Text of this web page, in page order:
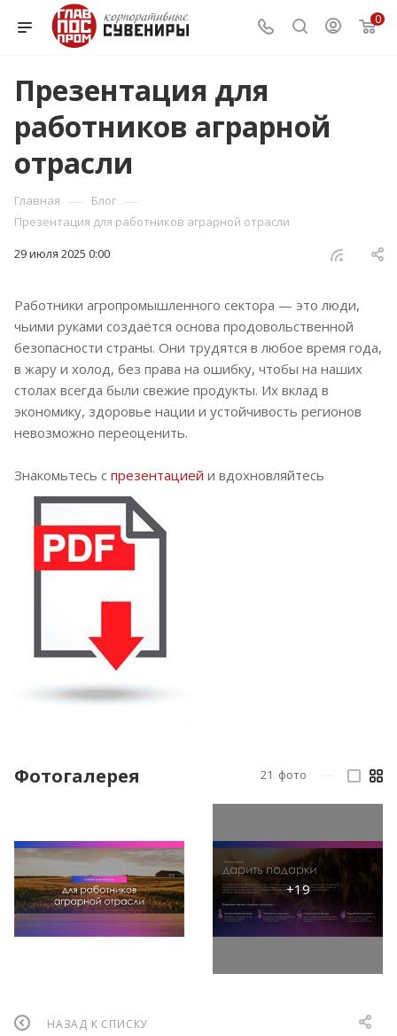
0
Презентация для
работников аграрной
отрасли
Главная — Блог —
Презентация для работников аграрной отрасли
29 июля 2025 0:00
Работники агропромышленного сектора — это люди,
чьими руками создаётся основа продовольственной
безопасности страны. Они трудятся в любое время года,
в жару и холод, без права на ошибку, чтобы на наших
столах всегда были свежие продукты. Их вклад в
экономику, здоровье нации и устойчивость регионов
невозможно переоценить.
Знакомьтесь с презентацией и вдохновляйтесь
Фотогалерея 21 фото
НАЗАД К СПИСКУ